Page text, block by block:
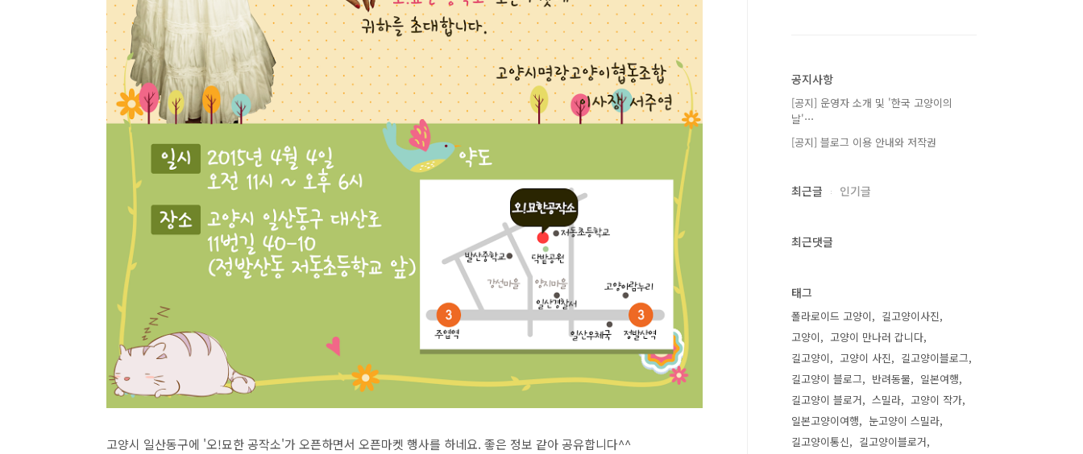
고양시 일산동구에 '오!묘한 공작소'가 오픈하면서 오픈마켓 행사를 하네요. 좋은 정보 같아 공유합니다^^
공지사항
[공지] 운영자 소개 및 '한국 고양이의
날'⋯
[공지] 블로그 이용 안내와 저작권
최근글 인기글
최근댓글
태그
폴라로이드 고양이
길고양이사진
고양이
고양이 만나러 갑니다
길고양이
고양이 사진
길고양이블로그
길고양이 블로그
반려동물
일본여행
길고양이 블로거
스밀라
고양이 작가
일본고양이여행
눈고양이 스밀라
길고양이통신
길고양이블로거